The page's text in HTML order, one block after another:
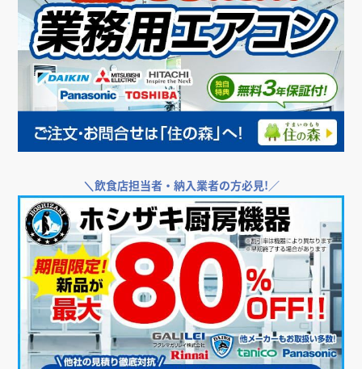
＼飲食店担当者・納入業者の方必見!／